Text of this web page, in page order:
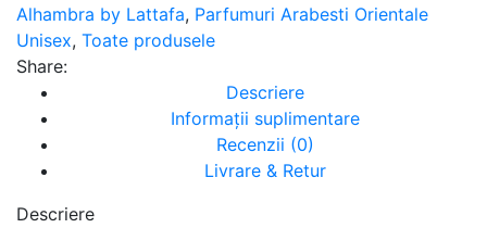
Alhambra by Lattafa, Parfumuri Arabesti Orientale
Unisex, Toate produsele
Share:
Descriere
Informații suplimentare
Recenzii (0)
Livrare & Retur
Descriere